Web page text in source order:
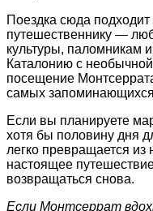
Поездка сюда
путешественнику —
культуры, паломникам
Каталонию с
посещение
самых
Если вы планируете
хотя бы половину дня
легко превращается из
настоящее
возвращаться снова.
Если Монтсеррат